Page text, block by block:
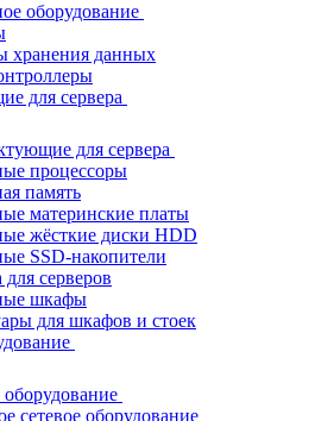
оборудование
хранения данных
для сервера
для сервера
процессоры
память
материнские платы
жёсткие диски HDD
SSD-накопители
серверов
шкафы
для шкафов и стоек
оборудование
сетевое оборудование